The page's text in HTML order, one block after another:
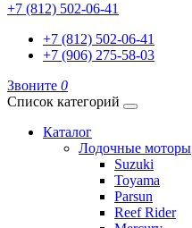
+7 (812) 502-06-41
+7 (812) 502-06-41
+7 (906) 275-58-03
Звоните 0
Список категорий
Каталог
Лодочные моторы
Suzuki
Toyama
Parsun
Reef Rider